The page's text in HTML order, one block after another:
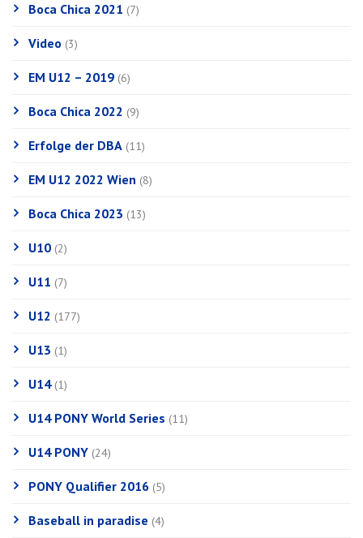
Boca Chica 2021 (7)
Video (3)
EM U12 – 2019 (6)
Boca Chica 2022 (9)
Erfolge der DBA (11)
EM U12 2022 Wien (8)
Boca Chica 2023 (13)
U10 (2)
U11 (7)
U12 (177)
U13 (1)
U14(1)
U14 PONY World Series (11)
U14 PONY (24)
PONY Qualifier 2016 (5)
Baseball in paradise (4)